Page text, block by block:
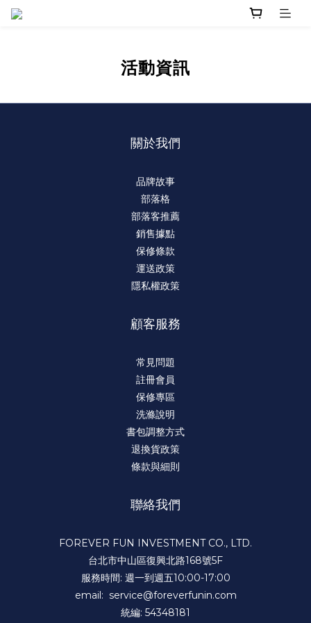
活動資訊
關於我們
品牌故事
部落格
部落客推薦
銷售據點
保修條款
運送政策
隱私權政策
顧客服務
常見問題
註冊會員
保修專區
洗滌說明
書包調整方式
退換貨政策
條款與細則
聯絡我們
FOREVER FUN INVESTMENT CO., LTD.
台北市中山區復興北路168號5F
服務時間: 週一到週五10:00-17:00
email: service@foreverfunin.com
統編: 54348181